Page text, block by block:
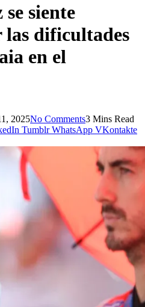
siente
las dificultades
en el
2025No Comments3 Mins Read
Tumblr WhatsApp VKontakte